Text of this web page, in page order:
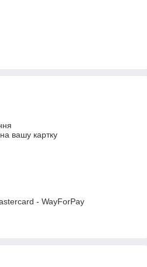
вашу картку
- WayForPay